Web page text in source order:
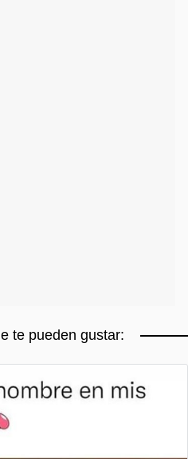
te pueden gustar: